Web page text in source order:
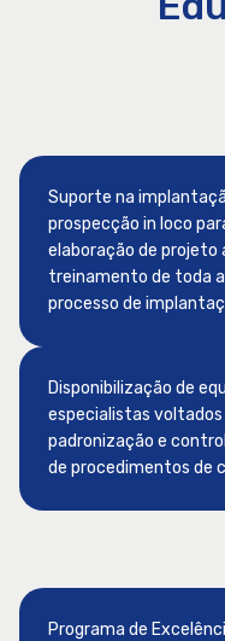
Suporte na
prospecção in loco
elaboração de projeto
treinamento de toda
processo de
Disponibilização de
especialistas
padronização e
de procedimentos de
Programa de